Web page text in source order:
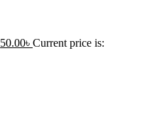
50.00৳ Current price is: